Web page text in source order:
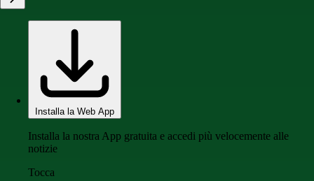
Installa la Web App
Installa la nostra App gratuita e accedi più velocemente alle
notizie
Tocca